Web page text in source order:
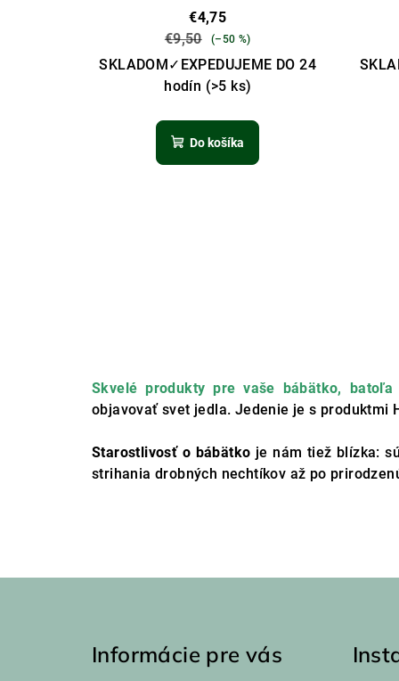
€4,75
€9,50
(–50 %)
SKLADOM✓EXPEDUJEME DO 24
hodín (>5 ks)
Do košíka
Skvelé produkty pre vaše bábätko,
objavovať svet jedla. Jedenie je s produktmi
Starostlivosť o bábätko je nám tiež blízka:
strihania drobných nechtíkov až po
Informácie pre vás